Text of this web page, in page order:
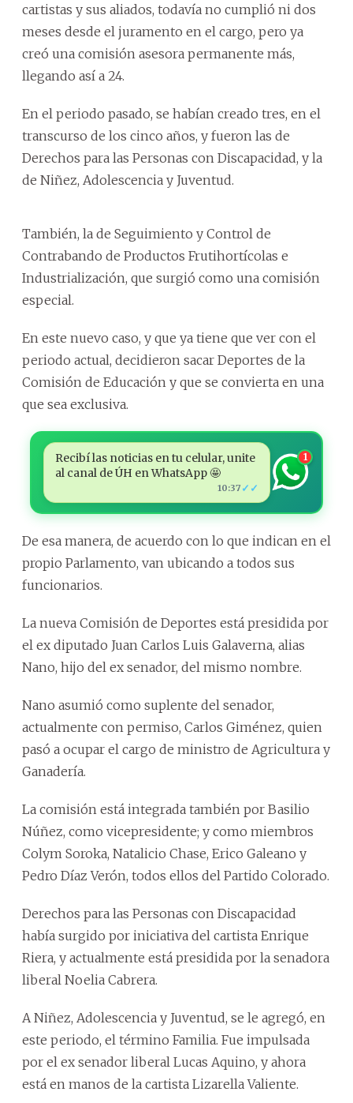
cartistas y sus aliados, todavía no cumplió ni dos
meses desde el juramento en el cargo, pero ya
creó una comisión asesora permanente más,
llegando así a 24.
En el periodo pasado, se habían creado tres, en el
transcurso de los cinco años, y fueron las de
Derechos para las Personas con Discapacidad, y la
de Niñez, Adolescencia y Juventud.
También, la de Seguimiento y Control de
Contrabando de Productos Frutihortícolas e
Industrialización, que surgió como una comisión
especial.
En este nuevo caso, y que ya tiene que ver con el
periodo actual, decidieron sacar Deportes de la
Comisión de Educación y que se convierta en una
que sea exclusiva.
Recibí las noticias en tu celular, unite
al canal de ÚH en WhatsApp 🤩
10:37 ✓✓
1
De esa manera, de acuerdo con lo que indican en el
propio Parlamento, van ubicando a todos sus
funcionarios.
La nueva Comisión de Deportes está presidida por
el ex diputado Juan Carlos Luis Galaverna, alias
Nano, hijo del ex senador, del mismo nombre.
Nano asumió como suplente del senador,
actualmente con permiso, Carlos Giménez, quien
pasó a ocupar el cargo de ministro de Agricultura y
Ganadería.
La comisión está integrada también por Basilio
Núñez, como vicepresidente; y como miembros
Colym Soroka, Natalicio Chase, Erico Galeano y
Pedro Díaz Verón, todos ellos del Partido Colorado.
Derechos para las Personas con Discapacidad
había surgido por iniciativa del cartista Enrique
Riera, y actualmente está presidida por la senadora
liberal Noelia Cabrera.
A Niñez, Adolescencia y Juventud, se le agregó, en
este periodo, el término Familia. Fue impulsada
por el ex senador liberal Lucas Aquino, y ahora
está en manos de la cartista Lizarella Valiente.